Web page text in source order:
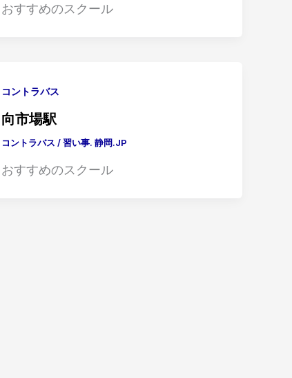
おすすめのスクール
コントラバス
向市場駅
コントラバス /習い事. 静岡.JP
おすすめのスクール